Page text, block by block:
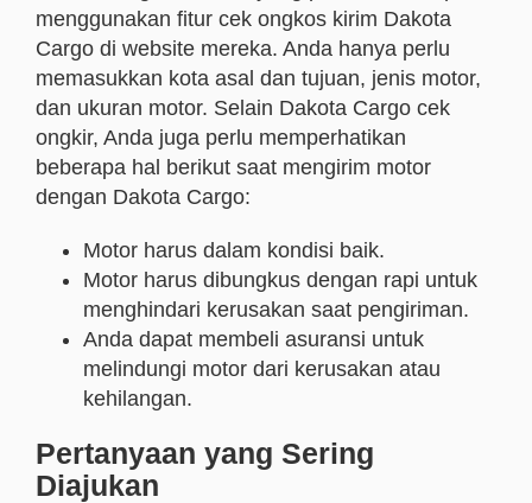
menggunakan fitur cek ongkos kirim Dakota
Cargo di website mereka. Anda hanya perlu
memasukkan kota asal dan tujuan, jenis motor,
dan ukuran motor. Selain Dakota Cargo cek
ongkir, Anda juga perlu memperhatikan
beberapa hal berikut saat mengirim motor
dengan Dakota Cargo:
Motor harus dalam kondisi baik.
Motor harus dibungkus dengan rapi untuk
menghindari kerusakan saat pengiriman.
Anda dapat membeli asuransi untuk
melindungi motor dari kerusakan atau
kehilangan.
Pertanyaan yang Sering
Diajukan